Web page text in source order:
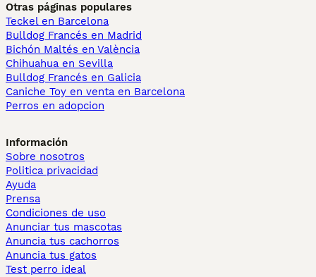
Otras páginas populares
Teckel en Barcelona
Bulldog Francés en Madrid
Bichón Maltés en València
Chihuahua en Sevilla
Bulldog Francés en Galicia
Caniche Toy en venta en Barcelona
Perros en adopcion
Información
Sobre nosotros
Politica privacidad
Ayuda
Prensa
Condiciones de uso
Anunciar tus mascotas
Anuncia tus cachorros
Anuncia tus gatos
Test perro ideal